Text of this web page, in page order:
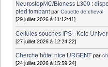
NeurostepMC/Bioness L300 :
pied tombant parCouette de cheval
[29 juillet 2026 à 11:12:41]
Cellules souches iPS - Keio
[27 juillet 2026 à 12:24:22]
Cherche hôtel nice URGENT par
[24 juillet 2026 à 15:59:24]